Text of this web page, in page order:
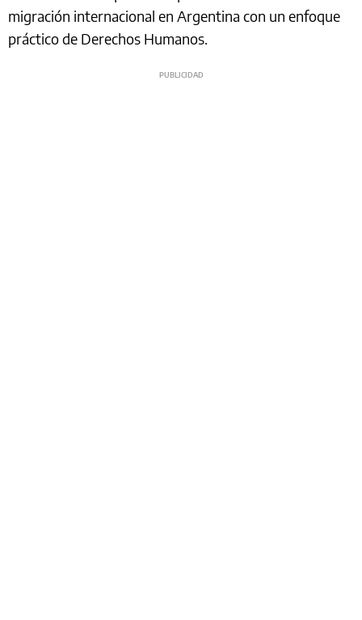
migración internacional en Argentina con un enfoque
práctico de Derechos Humanos.